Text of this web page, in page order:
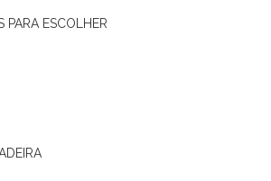
PARA ESCOLHER